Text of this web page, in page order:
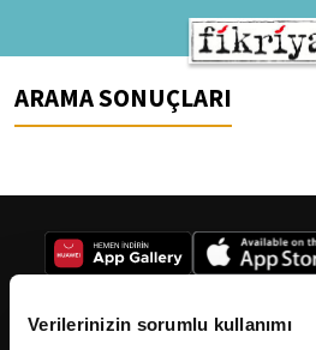
Verilerinizin sorumlu kullanımı
ARAMA SONUÇLARI